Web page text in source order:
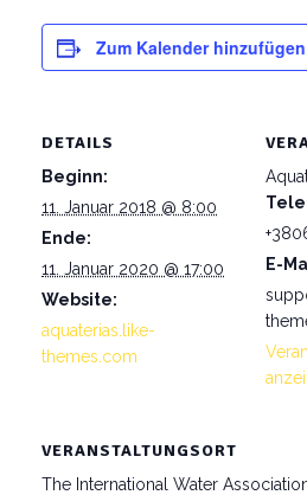
Zum Kalender hinzufügen
DETAILS
Beginn:
11. Januar 2018 @ 8:00
Ende:
11. Januar 2020 @ 17:00
Website:
aquaterias.like-
themes.com
E-
VERANSTALTUNGSORT
The International Water